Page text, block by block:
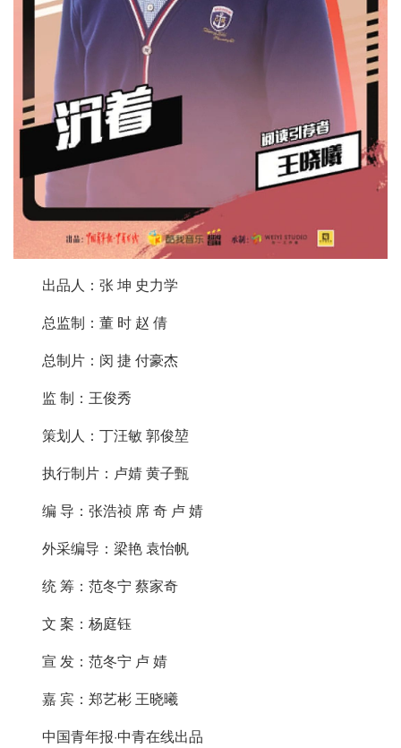
出品人：张 坤 史力学
总监制：董 时 赵 倩
总制片：闵 捷 付豪杰
监 制：王俊秀
策划人：丁汪敏 郭俊堃
执行制片：卢婧 黄子甄
编 导：张浩祯 席 奇 卢 婧
外采编导：梁艳 袁怡帆
统 筹：范冬宁 蔡家奇
文 案：杨庭钰
宣 发：范冬宁 卢 婧
嘉 宾：郑艺彬 王晓曦
中国青年报·中青在线出品